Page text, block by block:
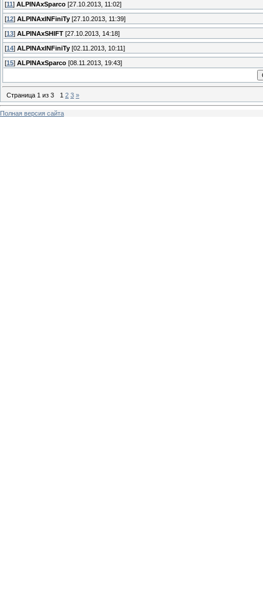
[11 ] ALPINAxSparco [27.10.2013, 11:02]
[12] ALPINAxINFiniTy [27.10.2013, 11:39]
[13] ALPINAxSHIFT [27.10.2013, 14:18]
[14] ALPINAxINFiniTy [02.11.2013, 10:11]
[15] ALPINAxSparco [08.11.2013, 19:43]
Страница 1 из 3 1 2 3 »
Полная версия сайта